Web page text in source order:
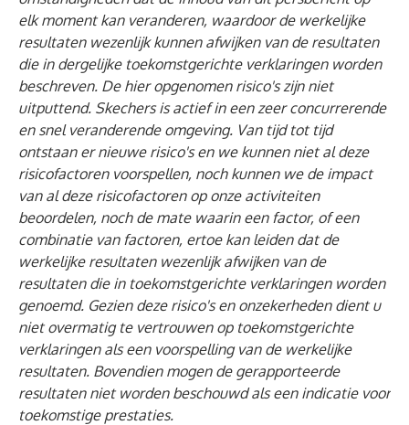
elk moment kan veranderen, waardoor de werkelijke
resultaten wezenlijk kunnen afwijken van de resultaten
die in dergelijke toekomstgerichte verklaringen worden
beschreven. De hier opgenomen risico's zijn niet
uitputtend. Skechers is actief in een zeer concurrerende
en snel veranderende omgeving. Van tijd tot tijd
ontstaan er nieuwe risico's en we kunnen niet al deze
risicofactoren voorspellen, noch kunnen we de impact
van al deze risicofactoren op onze activiteiten
beoordelen, noch de mate waarin een factor, of een
combinatie van factoren, ertoe kan leiden dat de
werkelijke resultaten wezenlijk afwijken van de
resultaten die in toekomstgerichte verklaringen worden
genoemd. Gezien deze risico's en onzekerheden dient u
niet overmatig te vertrouwen op toekomstgerichte
verklaringen als een voorspelling van de werkelijke
resultaten. Bovendien mogen de gerapporteerde
resultaten niet worden beschouwd als een indicatie voor
toekomstige prestaties.